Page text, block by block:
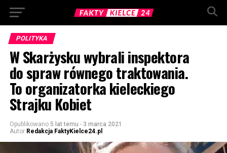
POLITYKA
W Skarżysku wybrali inspektora
do spraw równego traktowania.
To organizatorka kieleckiego
Strajku Kobiet
Opublikowano 5 lat temu - 3 marca 2021
Autor Redakcja FaktyKielce24.pl